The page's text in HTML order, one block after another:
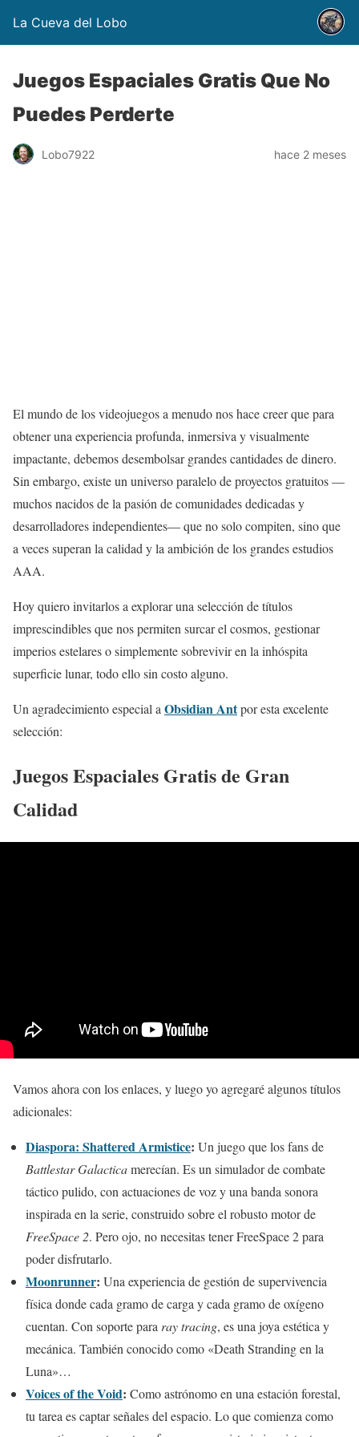
La Cueva del Lobo
Juegos Espaciales Gratis Que No
Puedes Perderte
Lobo7922 hace 2 meses
El mundo de los videojuegos a menudo nos hace creer que para
obtener una experiencia profunda, inmersiva y visualmente
impactante, debemos desembolsar grandes cantidades de dinero.
Sin embargo, existe un universo paralelo de proyectos gratuitos —
muchos nacidos de la pasión de comunidades dedicadas y
desarrolladores independientes— que no solo compiten, sino que
a veces superan la calidad y la ambición de los grandes estudios
AAA.
Hoy quiero invitarlos a explorar una selección de títulos
imprescindibles que nos permiten surcar el cosmos, gestionar
imperios estelares o simplemente sobrevivir en la inhóspita
superficie lunar, todo ello sin costo alguno.
Un agradecimiento especial a Obsidian Antpor esta excelente
selección:
Juegos Espaciales Gratis de Gran
Calidad
Vamos ahora con los enlaces, y luego yo agregaré algunos títulos
adicionales:
Diaspora: Shattered Armistice: Un juego que los fans de
Battlestar Galacticamerecían. Es un simulador de combate
táctico pulido, con actuaciones de voz y una banda sonora
inspirada en la serie, construido sobre el robusto motor de
FreeSpace 2. Pero ojo, no necesitas tener FreeSpace 2 para
poder disfrutarlo.
Moonrunner: Una experiencia de gestión de supervivencia
física donde cada gramo de carga y cada gramo de oxígeno
cuentan. Con soporte para ray tracing, es una joya estética y
mecánica. También conocido como «Death Stranding en la
Luna»…
Voices of the Void: Como astrónomo en una estación forestal,
tu tarea es captar señales del espacio. Lo que comienza como